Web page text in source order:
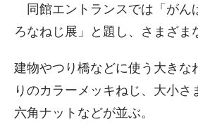
同館エントランスでは「がん
ろなねじ展」と題し、さまざま
建物やつり橋などに使う大きな
りのカラーメッキねじ、大小さ
六角ナットなどが並ぶ。